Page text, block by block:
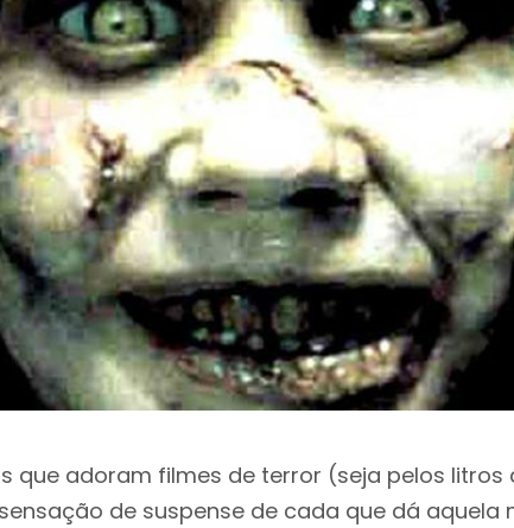
que adoram filmes de terror (seja pelos litros
de suspense de cada que dá aquela